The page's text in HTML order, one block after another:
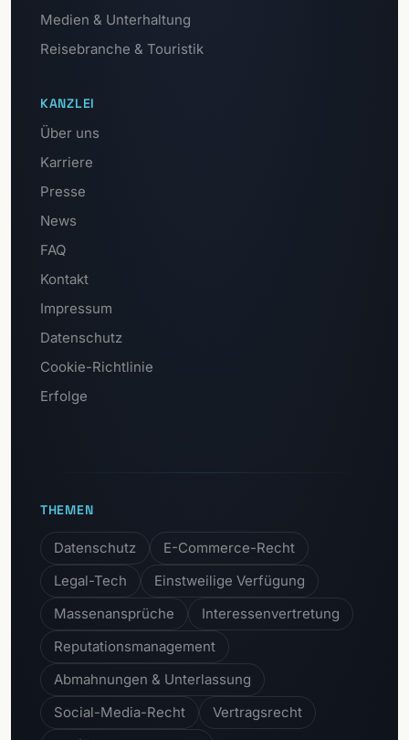
Medien & Unterhaltung
Reisebranche & Touristik
KANZLEI
Über uns
Karriere
Presse
News
FAQ
Kontakt
Impressum
Datenschutz
Cookie-Richtlinie
Erfolge
THEMEN
Datenschutz
E-Commerce-Recht
Legal-Tech
Einstweilige Verfügung
Massenansprüche
Interessenvertretung
Reputationsmanagement
Abmahnungen & Unterlassung
Social-Media-Recht
Vertragsrecht